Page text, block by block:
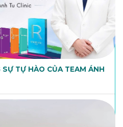
TỰ HÀO CỦA TEAM ÁNH